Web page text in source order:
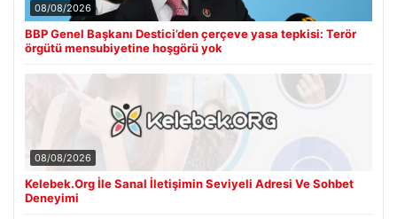
08/08/2026
BBP Genel Başkanı Destici’den çerçeve yasa tepkisi: Terör
örgütü mensubiyetine hoşgörü yok
08/08/2026
Kelebek.Org İle Sanal İletişimin Seviyeli Adresi Ve Sohbet
Deneyimi